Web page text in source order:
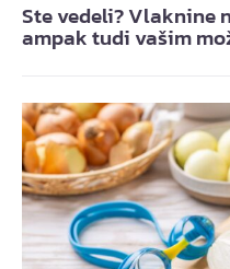
Ste vedeli? Vlaknine
ampak tudi vašim